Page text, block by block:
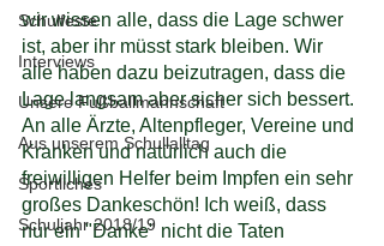
Schulfeste
Interviews
Unsere Fußballmannschaft
Aus unserem Schullalltag
Sportliches
Schuljahr 2018/19
wir wissen alle, dass die Lage schwer
ist, aber ihr müsst stark bleiben. Wir
alle haben dazu beizutragen, dass die
Lage langsam aber sicher sich bessert.
An alle Ärzte, Altenpfleger, Vereine und
Kranken und natürlich auch die
freiwilligen Helfer beim Impfen ein sehr
großes Dankeschön! Ich weiß, dass
nur ein "Danke" nicht die Taten